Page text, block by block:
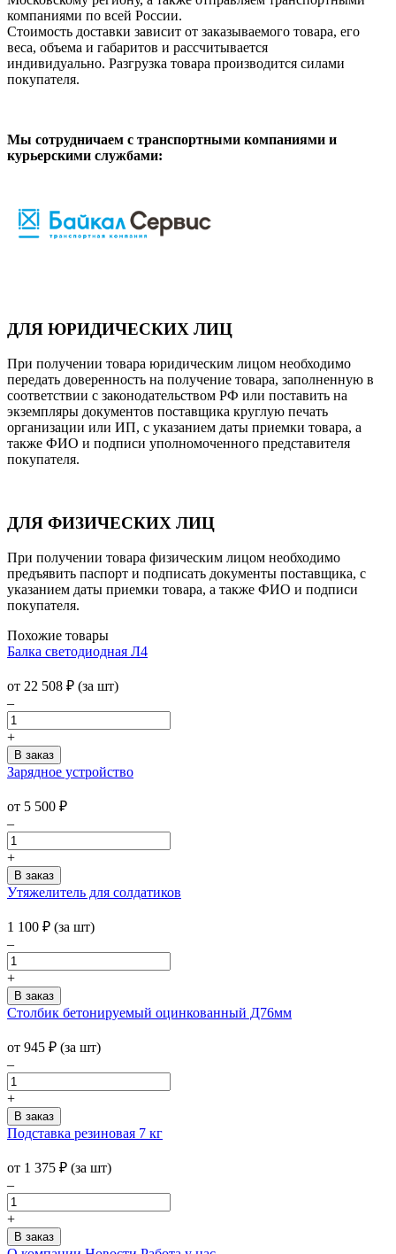
компаниями по всей России.
Стоимость доставки зависит от заказываемого товара, его
веса, объема и габаритов и рассчитывается
индивидуально. Разгрузка товара производится силами
покупателя.
Мы сотрудничаем с транспортными компаниями и
курьерскими службами:
ДЛЯ ЮРИДИЧЕСКИХ ЛИЦ
При получении товара юридическим лицом необходимо
передать доверенность на получение товара, заполненную в
соответствии с законодательством РФ или поставить на
экземпляры документов поставщика круглую печать
организации или ИП, с указанием даты приемки товара, а
также ФИО и подписи уполномоченного представителя
покупателя.
ДЛЯ ФИЗИЧЕСКИХ ЛИЦ
При получении товара физическим лицом необходимо
предъявить паспорт и подписать документы поставщика, с
указанием даты приемки товара, а также ФИО и подписи
покупателя.
Похожие товары
Балка светодиодная Л4
от 22 508 ₽ (за шт)
–
+
Зарядное устройство
от 5 500 ₽
–
+
Утяжелитель для солдатиков
1 100 ₽ (за шт)
–
+
Столбик бетонируемый оцинкованный Д76мм
от 945 ₽ (за шт)
–
+
Подставка резиновая 7 кг
от 1 375 ₽ (за шт)
–
+